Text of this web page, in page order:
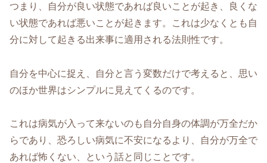
つまり、自分が良い状態であれば良いことが起き、良くな
い状態であれば悪いことが起きます。これは少なくとも自
分に対して起きる出来事に適用される法則性です。
自分を中心に捉え、自分と言う変数だけで考えると、思い
のほか世界はシンプルに見えてくるのです。
これは病気が入って来ないのも自分自身の体調が万全だか
らであり、恐ろしい病気に不安になるより、自分が万全で
あれば怖くない、という話と同じことです。